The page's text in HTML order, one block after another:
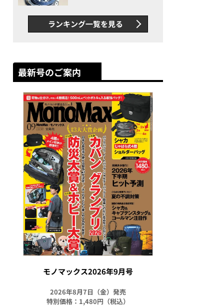
新ムーブメントの衝撃
ランキング一覧を見る
最新号のご案内
モノマックス2026年9月号
2026年8月7日（金）発売
特別価格：1,480円（税込）